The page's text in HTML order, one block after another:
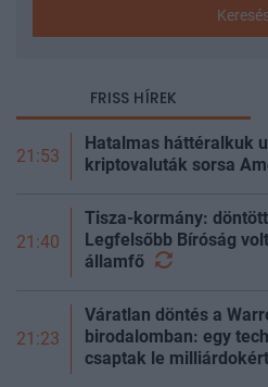
FRISS HÍREK
21:53
Hatalmas háttéralkuk
kriptovaluták sorsa
21:40
Tisza-kormány:
Legfelsőbb Bíróság
államfő
21:23
Váratlan döntés a
birodalomban: egy
csaptak le milliárdokért